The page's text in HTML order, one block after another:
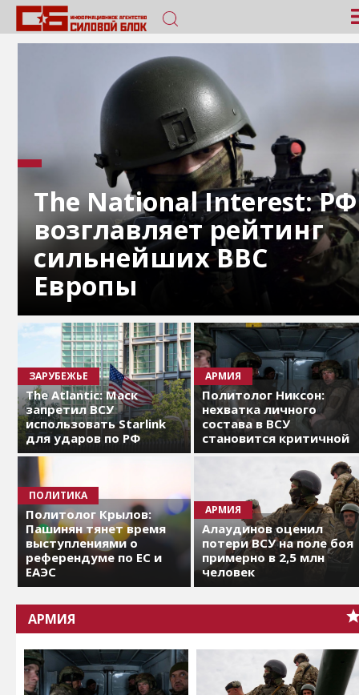
The National Interest: РФ
возглавляет рейтинг
сильнейших ВВС
Европы
ЗАРУБЕЖЬЕ
The Atlantic: Маск
запретил ВСУ
использовать Starlink
для ударов по РФ
АРМИЯ
Политолог Никсон:
нехватка личного
состава в ВСУ
становится критичной
ПОЛИТИКА
Политолог Крылов:
Пашинян тянет время
выступлениями о
референдуме по ЕС и
ЕАЭС
АРМИЯ
Алаудинов оценил
потери ВСУ на поле боя
примерно в 2,5 млн
человек
АРМИЯ